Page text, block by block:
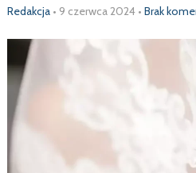
Redakcja • 9 czerwca 2024• Brak